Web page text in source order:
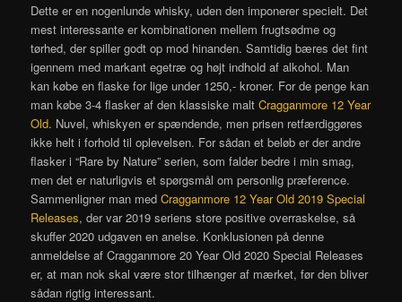
Dette er en nogenlunde whisky, uden den imponerer specielt. Det
mest interessante er kombinationen mellem frugtsødme og
tørhed, der spiller godt op mod hinanden. Samtidig bæres det fint
igennem med markant egetræ og højt indhold af alkohol. Man
kan købe en flaske for lige under 1250,- kroner. For de penge kan
man købe 3-4 flasker af den klassiske maltCragganmore 12 Year
Old. Nuvel, whiskyen er spændende, men prisen retfærdiggøres
ikke helt i forhold til oplevelsen. For sådan et beløb er der andre
flasker i “Rare by Nature” serien, som falder bedre i min smag,
men det er naturligvis et spørgsmål om personlig præference.
Sammenligner man medCragganmore 12 Year Old 2019 Special
Releases, der var 2019 seriens store positive overraskelse, så
skuffer 2020 udgaven en anelse. Konklusionen på denne
anmeldelse af Cragganmore 20 Year Old 2020 Special Releases
er, at man nok skal være stor tilhænger af mærket, før den bliver
sådan rigtig interessant.